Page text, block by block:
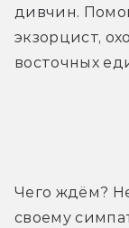
дивчин.
экзорцист,
восточных
Чего ждём?
своему